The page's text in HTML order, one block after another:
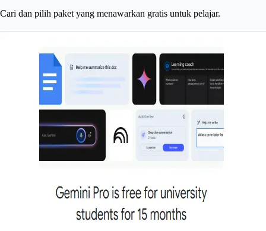
Cari dan pilih paket yang menawarkan gratis untuk pelajar.